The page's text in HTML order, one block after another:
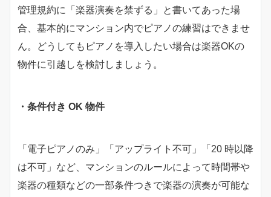
管理規約に「楽器演奏を禁ずる」と書いてあった場
合、基本的にマンション内でピアノの練習はできませ
ん。どうしてもピアノを導入したい場合は楽器OKの
物件に引越しを検討しましょう。
・条件付き OK 物件
「電子ピアノのみ」「アップライト不可」「20 時以降
は不可」など、マンションのルールによって時間帯や
楽器の種類などの一部条件つきで楽器の演奏が可能な